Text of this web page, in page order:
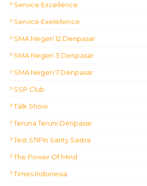
Service Excellence
Service Exelellence
SMA Negeri 12 Denpasar
SMA Negeri 3 Denpasar
SMA Negeri 7 Denpasar
SSP Club
Talk Show
Teruna Teruni Denpasar
Test STIFIn Santy Sastra
The Power Of Mind
Times Indonesia